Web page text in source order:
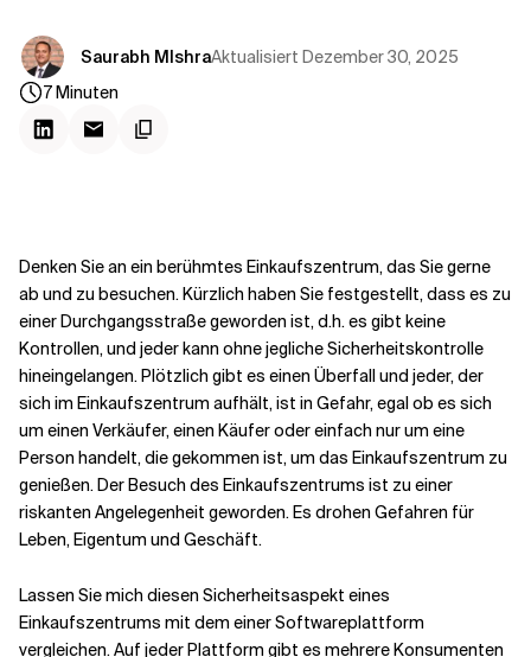
Verwandte Themen
Saurabh MIshraAktualisiert Dezember 30, 2025
7Minuten
Denken Sie an ein berühmtes Einkaufszentrum, das Sie gerne
ab und zu besuchen. Kürzlich haben Sie festgestellt, dass es zu
einer Durchgangsstraße geworden ist, d.h. es gibt keine
Kontrollen, und jeder kann ohne jegliche Sicherheitskontrolle
hineingelangen. Plötzlich gibt es einen Überfall und jeder, der
sich im Einkaufszentrum aufhält, ist in Gefahr, egal ob es sich
um einen Verkäufer, einen Käufer oder einfach nur um eine
Person handelt, die gekommen ist, um das Einkaufszentrum zu
genießen. Der Besuch des Einkaufszentrums ist zu einer
riskanten Angelegenheit geworden. Es drohen Gefahren für
Leben, Eigentum und Geschäft.
Lassen Sie mich diesen Sicherheitsaspekt eines
Einkaufszentrums mit dem einer Softwareplattform
vergleichen. Auf jeder Plattform gibt es mehrere Konsumenten